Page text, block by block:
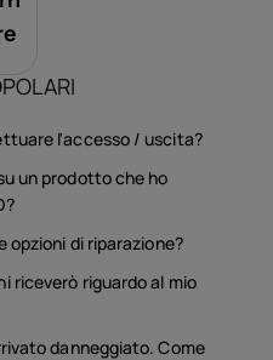
l'accesso / uscita?
un prodotto che ho
opzioni di riparazione?
riceverò riguardo al mio
danneggiato. Come